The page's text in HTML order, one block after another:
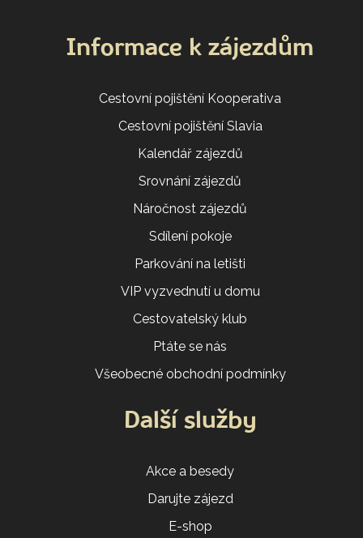
Informace k zájezdům
Cestovní pojištění Kooperativa
Cestovní pojištění Slavia
Kalendář zájezdů
Srovnání zájezdů
Náročnost zájezdů
Sdílení pokoje
Parkování na letišti
VIP vyzvednutí u domu
Cestovatelský klub
Ptáte se nás
Všeobecné obchodní podmínky
Další služby
Akce a besedy
Darujte zájezd
E-shop